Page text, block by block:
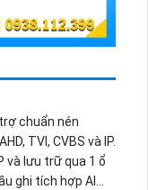
chuẩn nén
TVI, CVBS và IP.
và lưu trữ qua 1 ổ
ghi tích hợp AI